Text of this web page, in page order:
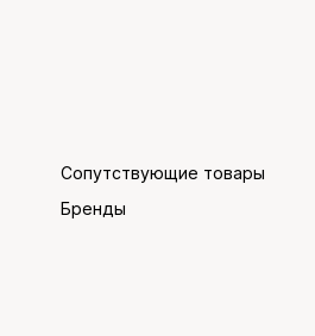
Сопутствующие товары
Бренды